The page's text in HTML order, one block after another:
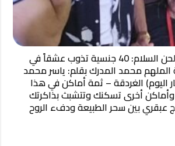
حين تعزف الغردقة لحن السلام: 40 جنسية تذوب عشقاً في
الملهم محمد المدرك ​بقلم: ياسر محمد
اليوم) ​الغردقة – ثمة أماكن في هذا
وأماكن أخرى تسكنك وتتشبث بذاكرتك
عبقري بين سحر الطبيعة ودفء الروح